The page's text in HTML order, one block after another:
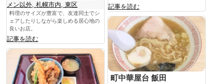
記事を読む
メン以外 札幌市内 東区
料理のサイズが豊富で、友達同士でシ
ェアしたりしながら楽しめる居心地の
良いお店。
記事を読む
町中華屋台 飯田